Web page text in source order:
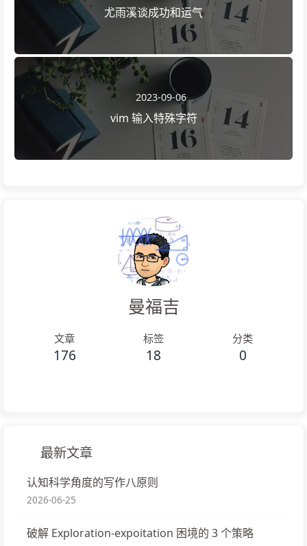
尤雨溪谈成功和运气
2023-09-06
vim 输入特殊字符
曼福吉
文章
176
标签
18
分类
0
最新文章
认知科学角度的写作八原则
2026-06-25
破解 Exploration-expoitation 困境的 3 个策略